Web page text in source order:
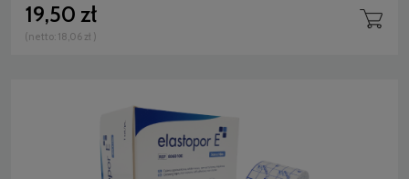
19,50 zł
(netto: 18,06 zł )